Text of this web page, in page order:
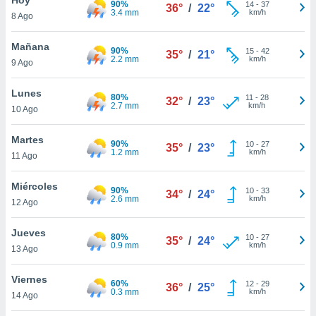
y
en
más
de
8 Ago
90%
3.4 mm
36° / 22° 14- 37
km/h
Mañana
9 Ago
90%
2.2 mm
35° / 21° 15- 42
km/h
Lunes
10 Ago
80%
2.7 mm
32° / 23° 11 - 28
km/h
Martes
11 Ago
90%
1.2 mm
35° / 23° 10- 27
km/h
Miércoles
12 Ago
90%
2.6 mm
34° / 24° 10- 33
km/h
Jueves
13 Ago
80%
0.9 mm
35° / 24° 10- 27
km/h
Viernes
14 Ago
60%
0.3 mm
36° / 25° 12- 29
km/h